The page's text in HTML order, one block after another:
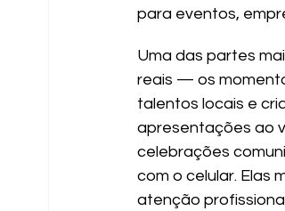
para eventos,
Uma das partes
reais — os
talentos locais e
apresentações ao
celebrações
com o celular. Elas
atenção